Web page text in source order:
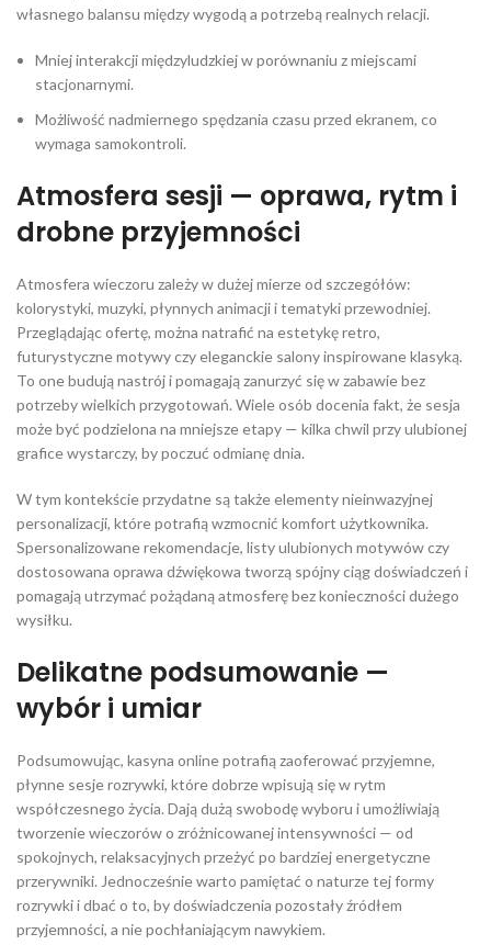
własnego balansu między wygodą a potrzebą realnych relacji.
Mniej interakcji międzyludzkiej w porównaniu z miejscami
stacjonarnymi.
Możliwość nadmiernego spędzania czasu przed ekranem, co
wymaga samokontroli.
Atmosfera sesji — oprawa, rytm i
drobne przyjemności
Atmosfera wieczoru zależy w dużej mierze od szczegółów:
kolorystyki, muzyki, płynnych animacji i tematyki przewodniej.
Przeglądając ofertę, można natrafić na estetykę retro,
futurystyczne motywy czy eleganckie salony inspirowane klasyką.
To one budują nastrój i pomagają zanurzyć się w zabawie bez
potrzeby wielkich przygotowań. Wiele osób docenia fakt, że sesja
może być podzielona na mniejsze etapy — kilka chwil przy ulubionej
grafice wystarczy, by poczuć odmianę dnia.
W tym kontekście przydatne są także elementy nieinwazyjnej
personalizacji, które potrafią wzmocnić komfort użytkownika.
Spersonalizowane rekomendacje, listy ulubionych motywów czy
dostosowana oprawa dźwiękowa tworzą spójny ciąg doświadczeń i
pomagają utrzymać pożądaną atmosferę bez konieczności dużego
wysiłku.
Delikatne podsumowanie —
wybór i umiar
Podsumowując, kasyna online potrafią zaoferować przyjemne,
płynne sesje rozrywki, które dobrze wpisują się w rytm
współczesnego życia. Dają dużą swobodę wyboru i umożliwiają
tworzenie wieczorów o zróżnicowanej intensywności — od
spokojnych, relaksacyjnych przeżyć po bardziej energetyczne
przerywniki. Jednocześnie warto pamiętać o naturze tej formy
rozrywki i dbać o to, by doświadczenia pozostały źródłem
przyjemności, a nie pochłaniającym nawykiem.